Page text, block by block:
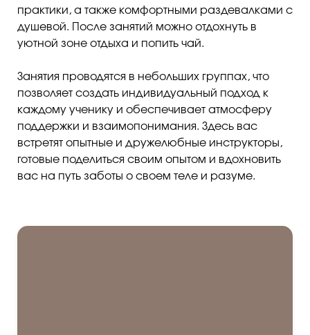
практики, а также комфортными раздевалками с
душевой. После занятий можно отдохнуть в
уютной зоне отдыха и попить чай.
Занятия проводятся в небольших группах, что
позволяет создать индивидуальный подход к
каждому ученику и обеспечивает атмосферу
поддержки и взаимопонимания. Здесь вас
встретят опытные и дружелюбные инструкторы,
готовые поделиться своим опытом и вдохновить
вас на путь заботы о своем теле и разуме.